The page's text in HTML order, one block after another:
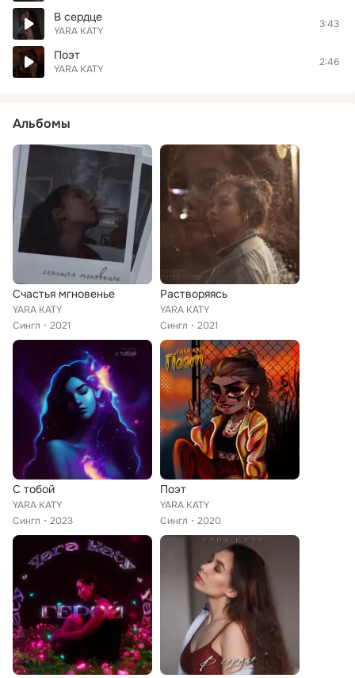
В сердце
YARA KATY
3:43
Поэт
YARA KATY
2:46
Альбомы
Счастья мгновенье
YARA KATY
Сингл
2021
Растворяясь
YARA KATY
Сингл
2021
С тобой
YARA KATY
Сингл
2023
Поэт
YARA KATY
Сингл
2020